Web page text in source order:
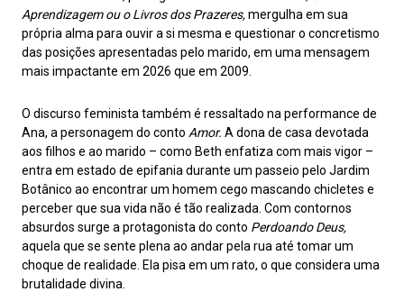
Aprendizagem ou o Livros dos Prazeres,mergulha em sua
própria alma para ouvir a si mesma e questionar o concretismo
das posições apresentadas pelo marido, em uma mensagem
mais impactante em 2026 que em 2009.
O discurso feminista também é ressaltado na performance de
Ana, a personagem do conto Amor. A dona de casa devotada
aos filhos e ao marido – como Beth enfatiza com mais vigor –
entra em estado de epifania durante um passeio pelo Jardim
Botânico ao encontrar um homem cego mascando chicletes e
perceber que sua vida não é tão realizada. Com contornos
absurdos surge a protagonista do conto Perdoando Deus,
aquela que se sente plena ao andar pela rua até tomar um
choque de realidade. Ela pisa em um rato, o que considera uma
brutalidade divina.